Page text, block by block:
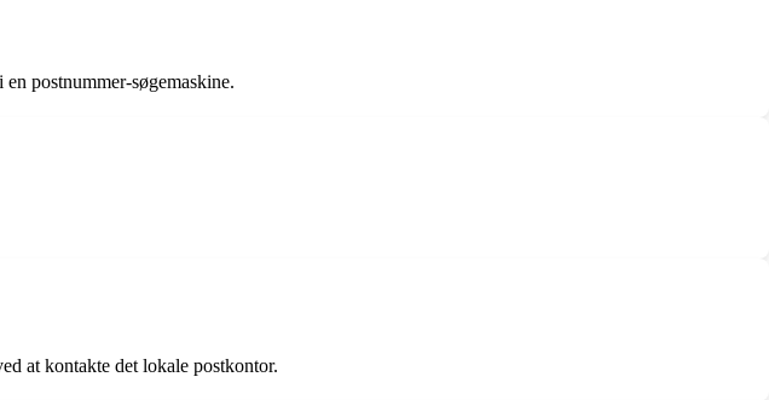
postnummer-søgemaskine.
at kontakte det lokale postkontor.